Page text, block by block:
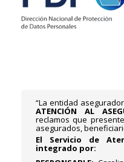
“La entidad
ATENCIÓN AL
reclamos que
asegurados,
El Servicio de
integrado por: